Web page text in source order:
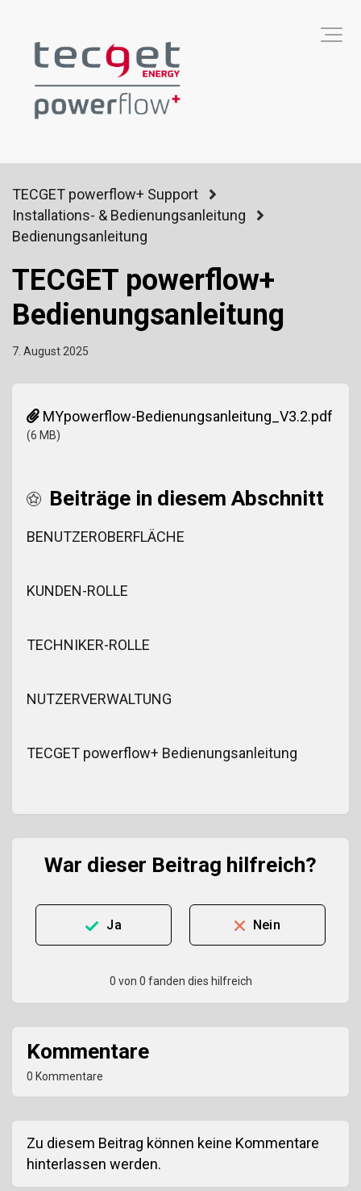
TECGET powerflow+ Support
Installations- & Bedienungsanleitung
Bedienungsanleitung
TECGET powerflow+
Bedienungsanleitung
7. August 2025
MYpowerflow-Bedienungsanleitung_V3.2.pdf
(6 MB)
Beiträge in diesem Abschnitt
BENUTZEROBERFLÄCHE
KUNDEN-ROLLE
TECHNIKER-ROLLE
NUTZERVERWALTUNG
TECGET powerflow+ Bedienungsanleitung
War dieser Beitrag hilfreich?
Ja Nein
0 von 0 fanden dies hilfreich
Kommentare
0 Kommentare
Zu diesem Beitrag können keine Kommentare
hinterlassen werden.